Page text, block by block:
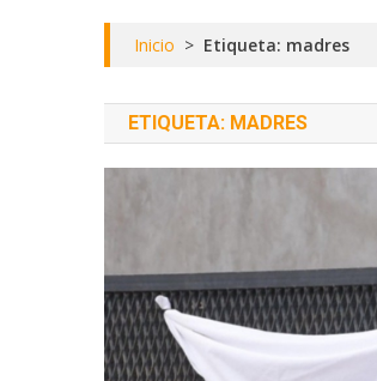
Inicio > Etiqueta: madres
ETIQUETA: MADRES